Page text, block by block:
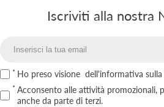
Iscriviti alla nostra
Ho preso visione dell'informativa sulla
Acconsento alle attività promozionali,
anche da parte di terzi.